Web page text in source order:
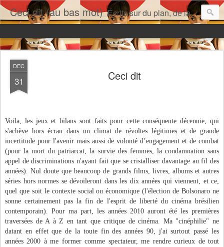
Ceci dit (au bas mot) Écrits sur du plan, de la séquence... L'un dans l'autre mais pas seulement.
DEC
31 Ceci dit
Voila, les jeux et bilans sont faits pour cette conséquente décennie, qui
s'achève hors écran dans un climat de révoltes légitimes et de grande
incertitude pour l'avenir mais aussi de volonté d’engagement et de combat
(pour la mort du patriarcat, la survie des femmes, la condamnation sans
appel de discriminations n'ayant fait que se cristalliser davantage au fil des
années). Nul doute que beaucoup de grands films, livres, albums et autres
séries hors normes se dévoileront dans les dix années qui viennent, et ce,
quel que soit le contexte social ou économique (l'élection de Bolsonaro ne
sonne certainement pas la fin de l'esprit de liberté du cinéma brésilien
contemporain). Pour ma part, les années 2010 auront été les premières
traversées de A à Z en tant que critique de cinéma. Ma "cinéphilie" ne
datant en effet que de la toute fin des années 90, j'ai surtout passé les
années 2000 à me former comme spectateur, me rendre curieux de tout